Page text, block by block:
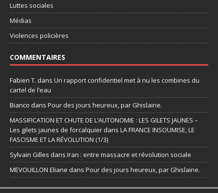
Luttes sociales
Médias
Violences policières
COMMENTAIRES
Fabien T. dans Un rapport confidentiel met à nu les combines du
cartel de l’eau
Bianco dans Pour des jours heureux, par Ghislaine.
MASSIFICATION ET CHUTE DE L’AUTONOMIE : LES GILETS JAUNES –
Les gilets jaunes de forcalquier dans LA FRANCE INSOUMISE, LE
FASCISME ET LA RÉVOLUTION (1/3)
Sylvain Gilles dans Iran : entre massacre et révolution sociale
MEVOUILLON Eliane dans Pour des jours heureux, par Ghislaine.